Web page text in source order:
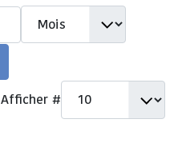
Mois
Afficher #